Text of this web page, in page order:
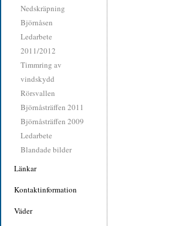
Nedskräpning
Björnåsen
Ledarbete
2011/2012
Timmring av
vindskydd
Rörsvallen
Björnåsträffen 2011
Björnåsträffen 2009
Ledarbete
Blandade bilder
Länkar
Kontaktinformation
Väder